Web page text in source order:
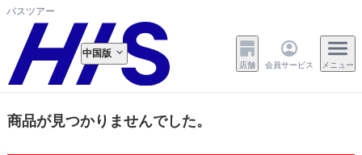
バスツアー
中国版
店舗 会員サービス メニュー
商品が見つかりませんでした。